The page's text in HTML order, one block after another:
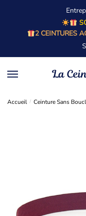
2 CEINTURES
Accueil / Ceinture Sans